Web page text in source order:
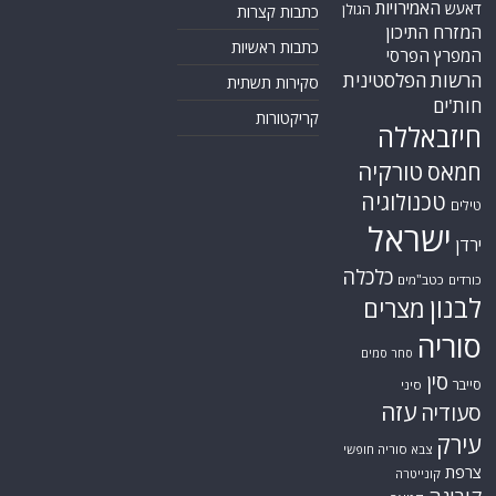
דאעש האמירויות הגולן
המזרח התיכון
המפרץ הפרסי
הרשות הפלסטינית
חות'ים
חיזבאללה
חמאס טורקיה
טילים טכנולוגיה
ירדן ישראל
כורדים כטב"מים כלכלה
לבנון מצרים
סוריה סחר סמים
סייבר סין סיני
סעודיה עזה
עירק צבא סוריה חופשי
צרפת קונייטרה
כתבות קצרות
כתבות ראשיות
סקירות תשתית
קריקטורות